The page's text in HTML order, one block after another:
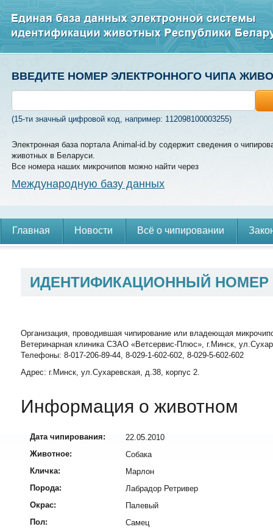
ВВЕДИТЕ НОМЕР ЭЛЕКТРОННОГО ЧИПА
(15-ти значный цифровой код, например: 112098100003255)
Электронная база портала Animal-id.by содержит сведения о
животных в Беларуси.
Все номера наших микрочипов можно найти через
Международную базу данных
Главная Новости Всё о чипировании
ИДЕНТИФИКАЦИОННЫЙ
Организация, проводившая чипирование или владеющая
Ветеринарная клиника СЗАО «Ветсервис-Плюс», г.Минск,
Телефоны: 8-017-206-89-44, 8-029-1-602-602, 8-029-5-602-602
Адрес: г.Минск, ул.Сухаревская, д.38, корпус 2.
Информация о животном
Дата чипирования:
22.05.2010
Животное:
Собака
Кличка:
Марлон
Порода:
Лабрадор Ретривер
Окрас:
Палевый
Пол:
Самец